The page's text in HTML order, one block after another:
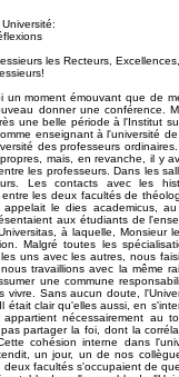
les Recteurs, Excellences,
un moment émouvant que de
donner une conférence.
une belle période à l'Institut
enseignant à l'université
des professeurs
mais, en revanche, il y
les professeurs. Dans les
Les contacts avec les
les deux facultés de
le dies academicus,
aux étudiants de
à laquelle, Monsieur
Malgré toutes les
les uns avec les autres, nous
travaillions avec la même
une commune
vivre. Sans aucun doute,
était clair qu'elles aussi, en
nécessairement au
partager la foi, dont la
cohésion interne dans
un jour, un de nos
deux facultés s'occupaient de